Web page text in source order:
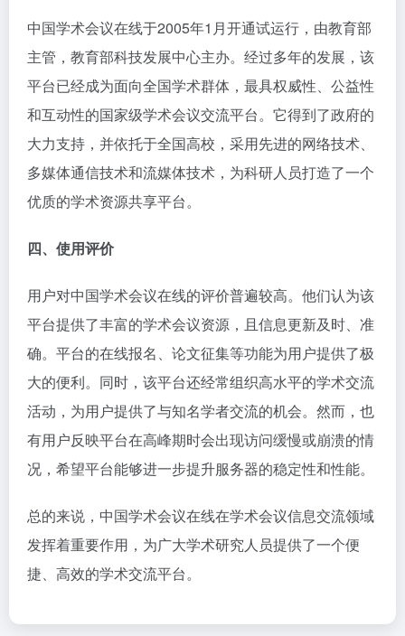
中国学术会议在线于2005年1月开通试运行，由教育部
主管，教育部科技发展中心主办。经过多年的发展，该
平台已经成为面向全国学术群体，最具权威性、公益性
和互动性的国家级学术会议交流平台。它得到了政府的
大力支持，并依托于全国高校，采用先进的网络技术、
多媒体通信技术和流媒体技术，为科研人员打造了一个
优质的学术资源共享平台。
四、使用评价
用户对中国学术会议在线的评价普遍较高。他们认为该
平台提供了丰富的学术会议资源，且信息更新及时、准
确。平台的在线报名、论文征集等功能为用户提供了极
大的便利。同时，该平台还经常组织高水平的学术交流
活动，为用户提供了与知名学者交流的机会。然而，也
有用户反映平台在高峰期时会出现访问缓慢或崩溃的情
况，希望平台能够进一步提升服务器的稳定性和性能。
总的来说，中国学术会议在线在学术会议信息交流领域
发挥着重要作用，为广大学术研究人员提供了一个便
捷、高效的学术交流平台。